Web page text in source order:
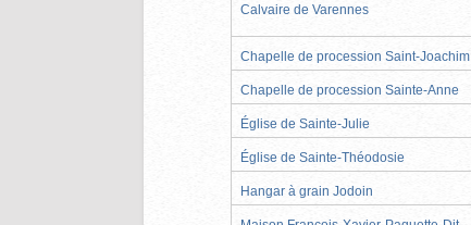
Calvaire de Varennes
Chapelle de procession Saint-Joachim
Chapelle de procession Sainte-Anne
Église de Sainte-Julie
Église de Sainte-Théodosie
Hangar à grain Jodoin